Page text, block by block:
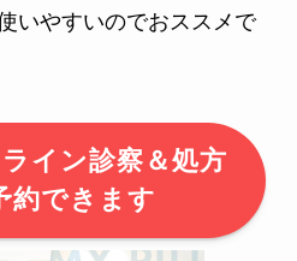
いやすいのでおススメで
イン診察＆処方
約できます